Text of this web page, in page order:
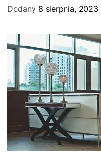
Dodany 8 sierpnia, 2023